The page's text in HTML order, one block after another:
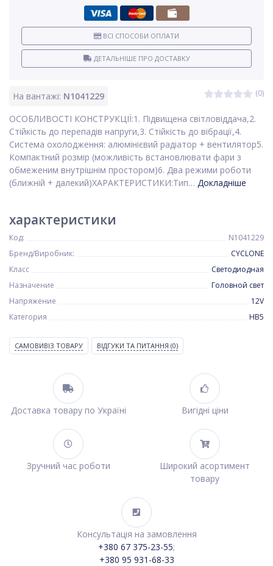
На вантажі: N1041229 (0)
ОСОБЛИВОСТІ КОНСТРУКЦІЇ:1. Підвищена світловіддача,2.
Стійкість до перепадів напруги,3. Стійкість до вібрації,4.
Система охолодження: алюмінієвий радіатор + вентилятор5.
Компактний розмір (можливість встановлювати фари з
обмеженим внутрішнім простором)6. Два режими роботи
(ближній + далекий)ХАРАКТЕРИСТИКИ:Тип… Докладніше
ВСІ СПОСОБИ ОПЛАТИ
ДЕТАЛЬНІШЕ ПРО ДОСТАВКУ
характеристики
Код:
N1041229
Бренд/Виробник:
CYCLONE
Класс
Светодиодная
Назначение
Головной свет
Напряжение
12V
Категория
HB5
САМОВИВІЗ ТОВАРУ ВІДГУКИ ТА ПИТАННЯ (0)
Доставка товару по Україні Вигідні ціни
Зручний час роботи
Широкий асортимент
товару
Консультація на замовлення
+380 67 375-23-55;
+380 95 931-68-33